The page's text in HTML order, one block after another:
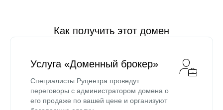
Как получить этот домен
Услуга «Доменный брокер»
Специалисты Руцентра проведут
переговоры с администратором домена о
его продаже по вашей цене и организуют